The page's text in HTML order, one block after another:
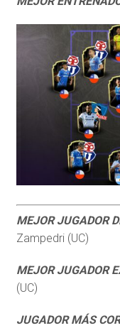
MEJOR JUGADOR
Zampedri (UC)
MEJOR JUGADOR
(UC)
JUGADOR MÁS